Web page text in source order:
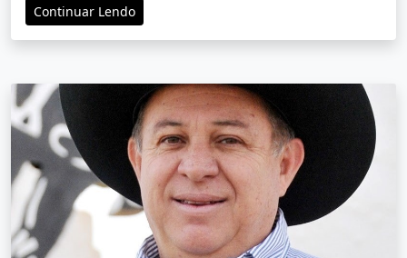
Continuar Lendo